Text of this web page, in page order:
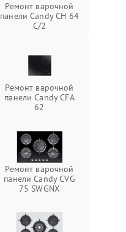
Ремонт варочной
панели Candy CH 64
C/2
Ремонт варочной
панели Candy CFA
62
Ремонт варочной
панели Candy CVG
75 SWGNX